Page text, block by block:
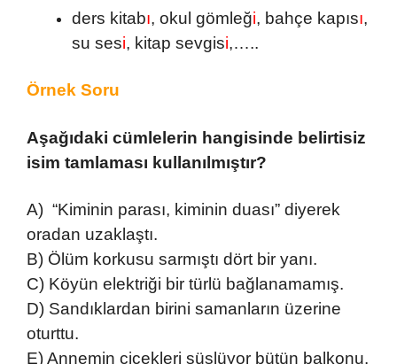
ders kitabı, okul gömleği, bahçe kapısı,
su sesi, kitap sevgisi,…..
Örnek Soru
Aşağıdaki cümlelerin hangisinde belirtisiz
isim tamlaması kullanılmıştır?
A) “Kiminin parası, kiminin duası” diyerek
oradan uzaklaştı.
B) Ölüm korkusu sarmıştı dört bir yanı.
C) Köyün elektriği bir türlü bağlanamamış.
D) Sandıklardan birini samanların üzerine
oturttu.
E) Annemin çiçekleri süslüyor bütün balkonu.